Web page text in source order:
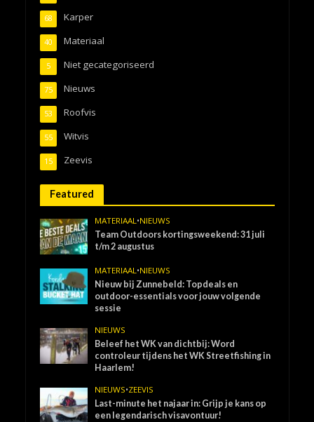
Karper
68
Materiaal
40
Niet gecategoriseerd
5
Nieuws
75
Roofvis
53
Witvis
55
Zeevis
15
Featured
MATERIAAL •NIEUWS
Team Outdoors kortingsweekend: 31 juli
t/m 2 augustus
MATERIAAL•NIEUWS
Nieuw bij Zunnebeld: Topdeals en
outdoor-essentials voor jouw volgende
sessie
NIEUWS
Beleef het WK van dichtbij: Word
controleur tijdens het WK Streetfishing in
Haarlem!
NIEUWS•ZEEVIS
Last-minute het najaar in: Grijp je kans op
een legendarisch visavontuur!